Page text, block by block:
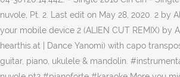
nuvole, Pt. 2. Last edit on May 28, 2020. 2 by
your mobile device 2 (ALIEN CUT REMIX) by
hearthis.at | Dance Yanomi) with capo
guitar, piano, ukulele & mandolin.